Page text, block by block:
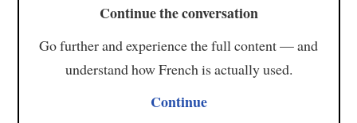
Continue the conversation
Go further and experience the full content — and
understand how French is actually used.
Continue